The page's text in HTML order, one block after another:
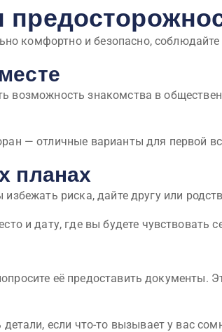
комфортно и безопасно,
возможность знакомства в
— отличные варианты для первой
планах
риска, дайте другу или
и дату, где вы будете чувствовать
её предоставить
если что-то вызывает у вас